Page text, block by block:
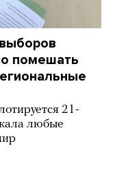
помешать
21-
любые